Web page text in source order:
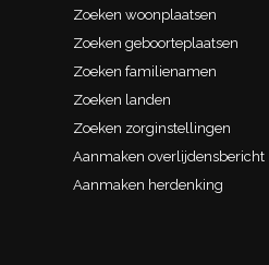
Zoeken woonplaatsen
Zoeken geboorteplaatsen
Zoeken familienamen
Zoeken landen
Zoeken zorginstellingen
Aanmaken overlijdensbericht
Aanmaken herdenking